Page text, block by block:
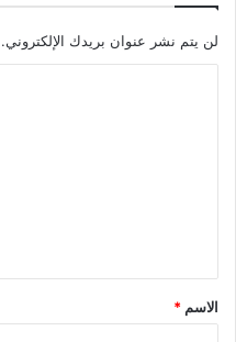
لن يتم نشر عنوان بريدك الإلكتروني.
ق
*
الاسم *